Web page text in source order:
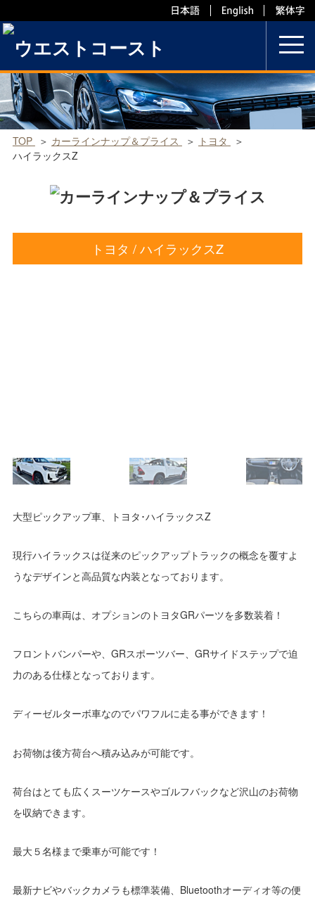
to
content
TOP カーラインナップ＆プライス
トヨタ
ハイラックスZ
トヨタ / ハイラックスZ
大型ピックアップ車、トヨタ･ハイラックスZ
現行ハイラックスは従来のピックアップトラックの概念を覆すよ
うなデザインと高品質な内装となっております。
こちらの車両は、オプションのトヨタGRパーツを多数装着！
フロントバンパーや、GRスポーツバー、GRサイドステップで迫
力のある仕様となっております。
ディーゼルターボ車なのでパワフルに走る事ができます！
お荷物は後方荷台へ積み込みが可能です。
荷台はとても広くスーツケースやゴルフバックなど沢山のお荷物
を収納できます。
最大５名様まで乗車が可能です！
最新ナビやバックカメラも標準装備、Bluetoothオーディオ等の便